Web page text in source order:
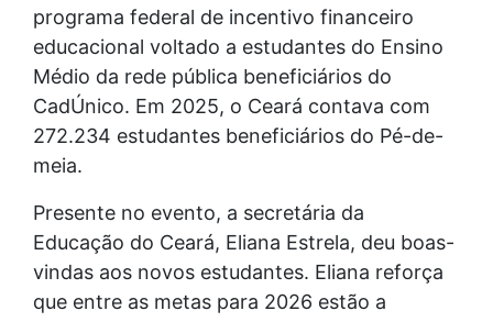
programa federal de incentivo financeiro
educacional voltado a estudantes do Ensino
Médio da rede pública beneficiários do
CadÚnico. Em 2025, o Ceará contava com
272.234 estudantes beneficiários do Pé-de-
meia.
Presente no evento, a secretária da
Educação do Ceará, Eliana Estrela, deu boas-
vindas aos novos estudantes. Eliana reforça
que entre as metas para 2026 estão a